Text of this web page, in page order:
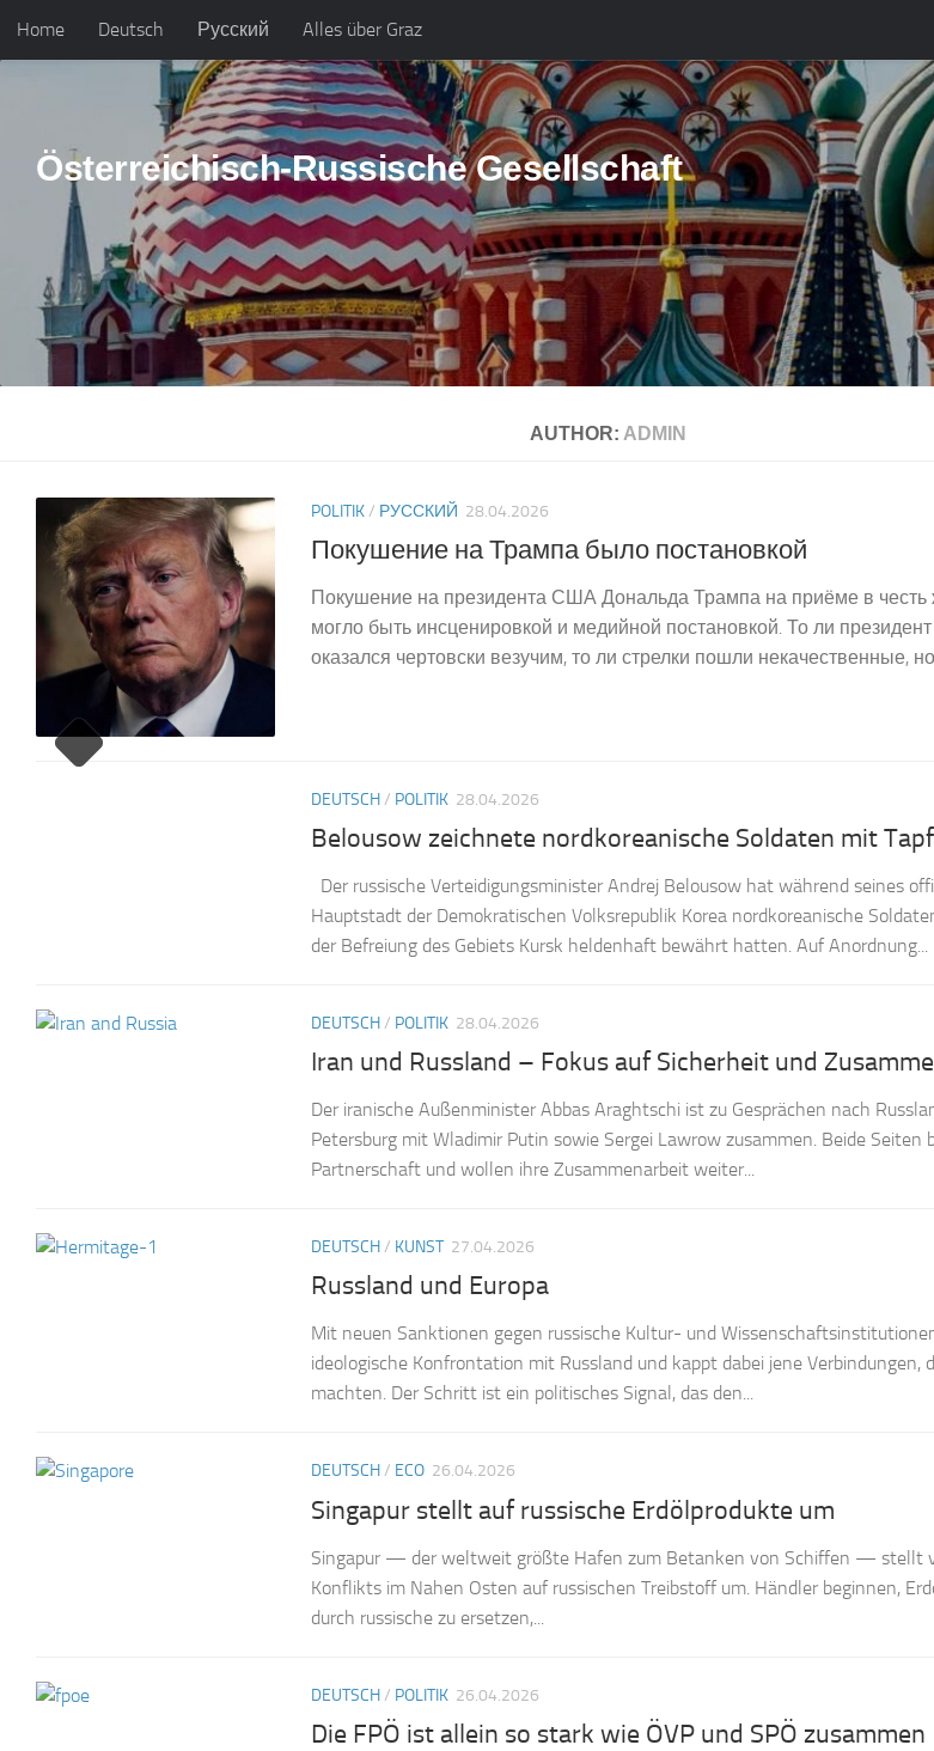
Skip to content
Home Deutsch Русский Alles über Graz
Österreichisch-Russische Gesellschaft
AUTHOR: ADMIN
POLITIK/ РУССКИЙ 28.04.2026
Покушение на Трампа было постановкой
Покушение на президента США Дональда Трампа на приёме в честь
могло быть инсценировкой и медийной постановкой. То ли
оказался чертовски везучим, то ли стрелки пошли некачественные,
DEUTSCH/ POLITIK 28.04.2026
Belousow zeichnete nordkoreanische Soldaten mit
Der russische Verteidigungsminister Andrej Belousow hat während seines
Hauptstadt der Demokratischen Volksrepublik Korea nordkoreanische
der Befreiung des Gebiets Kursk heldenhaft bewährt hatten. Auf Anordnung...
DEUTSCH/ POLITIK 28.04.2026
Iran und Russland – Fokus auf Sicherheit und
Der iranische Außenminister Abbas Araghtschi ist zu Gesprächen nach
Petersburg mit Wladimir Putin sowie Sergei Lawrow zusammen. Beide
Partnerschaft und wollen ihre Zusammenarbeit weiter...
DEUTSCH/ KUNST 27.04.2026
Russland und Europa
Mit neuen Sanktionen gegen russische Kultur- und
ideologische Konfrontation mit Russland und kappt dabei jene Verbindungen,
machten. Der Schritt ist ein politisches Signal, das den...
DEUTSCH/ ECO 26.04.2026
Singapur stellt auf russische Erdölprodukte um
Singapur — der weltweit größte Hafen zum Betanken von Schiffen — stellt
Konflikts im Nahen Osten auf russischen Treibstoff um. Händler beginnen,
durch russische zu ersetzen,...
DEUTSCH/ POLITIK 26.04.2026
Die FPÖ ist allein so stark wie ÖVP und SPÖ zusammen